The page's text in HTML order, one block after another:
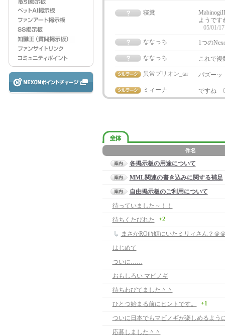
寝糞
ようです
05/01/
ななっち
1つの
ななっち これで複
異常プリオン_tar パズーッ
ミィーナ ですね
各掲示板の用途について
MML関連の書き込みに関する補足
自由掲示板のご利用について
待っていました～！！
待ちくたびれた
+2
まさかROﾛｷ鯖にいたミリィさん？＠
はじめて
ついに……
おもしろい マビノギ
待ちわびてました＾＾
ひとつ始まる前にヒントです。
+1
応募しました＾＾